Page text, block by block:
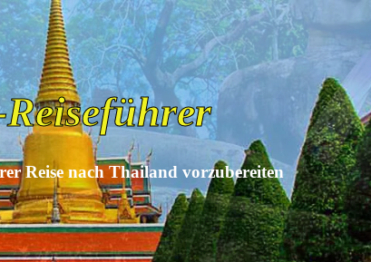
Reise nach Thailand vorzubereiten